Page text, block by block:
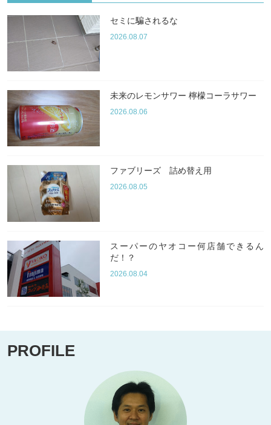
セミに騙されるな
2026.08.07
未来のレモンサワー 檸檬コーラサワー
2026.08.06
ファブリーズ 詰め替え用
2026.08.05
スーパーのヤオコー何店舗できるん
だ！？
2026.08.04
PROFILE